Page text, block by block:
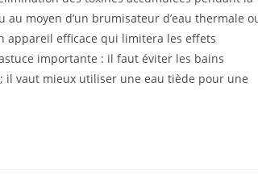
moyen d’un brumisateur d’eau thermale
appareil efficace qui limitera les effets
importante : il faut éviter les bains
il vaut mieux utiliser une eau tiède pour une